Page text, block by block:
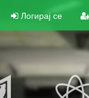
Логирај се